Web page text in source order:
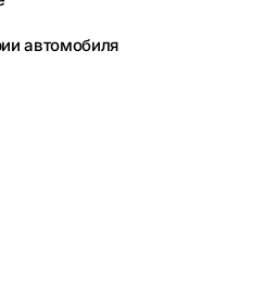
автомобиля